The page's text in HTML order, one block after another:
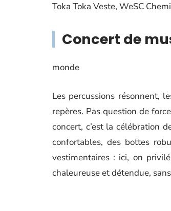
Toka Toka Veste, WeSC
Concert de
monde
Les percussions résonnent,
repères. Pas question de
concert, c’est la célébration
confortables, des bottes
vestimentaires : ici, on
chaleureuse et détendue,